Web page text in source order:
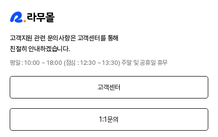
고객지원 관련 문의사항은 고객센터를 통해
친절히 안내하겠습니다.
평일 : 10:00 ~ 18:00 (점심 : 12:30 ~ 13:30) 주말 및 공휴일 휴무
고객센터
1:1문의